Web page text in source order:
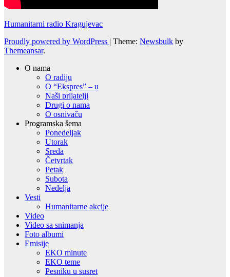
Humanitarni radio Kragujevac
Proudly powered by WordPress | Theme: Newsbulk by
Themeansar.
O nama
O radiju
O “Ekspres” – u
Naši prijatelji
Drugi o nama
O osnivaču
Programska šema
Ponedeljak
Utorak
Sreda
Četvrtak
Petak
Subota
Nedelja
Vesti
Humanitarne akcije
Video
Video sa snimanja
Foto albumi
Emisije
EKO minute
EKO teme
Pesniku u susret